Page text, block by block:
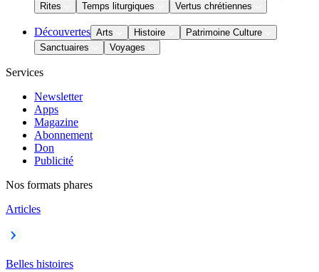
Rites
Temps liturgiques Vertus chrétiennes
Découvertes Arts Histoire
Patrimoine Culture
Sanctuaires
Voyages
Services
Newsletter
Apps
Magazine
Abonnement
Don
Publicité
Nos formats phares
Articles
Belles histoires